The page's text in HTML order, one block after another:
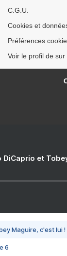
C.G.U.
Cookies et
Préférences
Voir le profil de
DiCaprio et
Maguire, c'est lui
6